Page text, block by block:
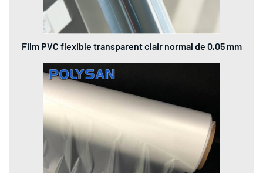
Film PVC flexible transparent clair normal de 0,05 mm